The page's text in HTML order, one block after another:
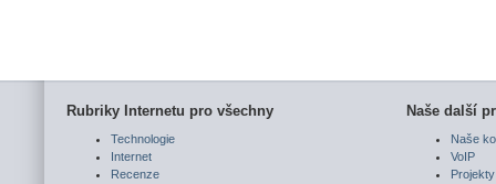
Rubriky Internetu pro všechny
Technologie
Internet
Recenze
Naše další
Naše
VoIP
Projekty